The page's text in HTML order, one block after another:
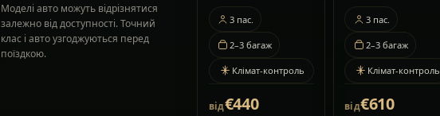
Моделі авто можуть відрізнятися
залежно від доступності. Точний
клас і авто узгоджуються перед
поїздкою.
3 пас.
2–3 багаж
Клімат-контроль
від€440
3 пас.
2–3 багаж
Клімат-контроль
від€610